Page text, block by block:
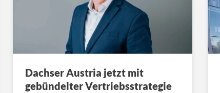
Dachser Austria jetzt mit
gebündelter Vertriebsstrategie